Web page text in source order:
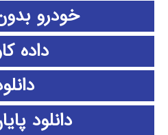
خودرو
داده
دانلود